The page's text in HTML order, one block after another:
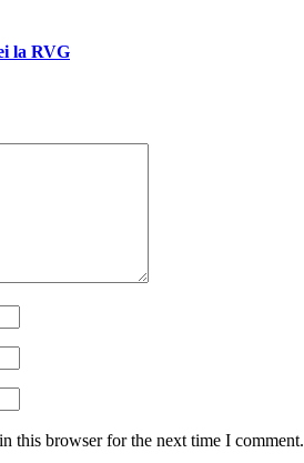
la RVG
this browser for the next time I comment.